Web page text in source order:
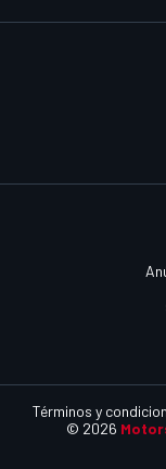
© 2026
Términos y